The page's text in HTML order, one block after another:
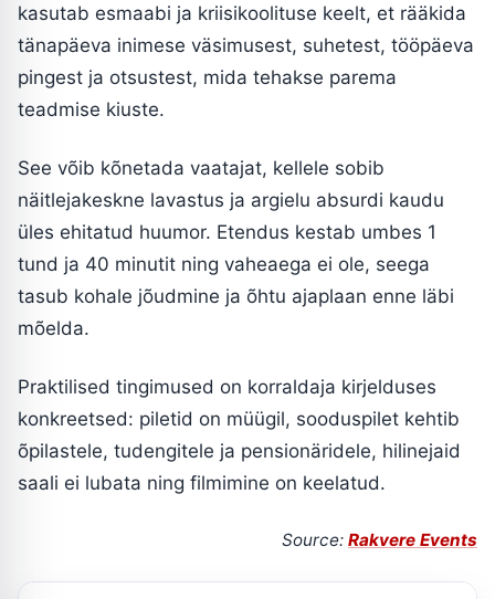
kasutab esmaabi ja kriisikoolituse keelt, et rääkida
tänapäeva inimese väsimusest, suhetest, tööpäeva
pingest ja otsustest, mida tehakse parema
teadmise kiuste.
See võib kõnetada vaatajat, kellele sobib
näitlejakeskne lavastus ja argielu absurdi kaudu
üles ehitatud huumor. Etendus kestab umbes 1
tund ja 40 minutit ning vaheaega ei ole, seega
tasub kohale jõudmine ja õhtu ajaplaan enne läbi
mõelda.
Praktilised tingimused on korraldaja kirjelduses
konkreetsed: piletid on müügil, sooduspilet kehtib
õpilastele, tudengitele ja pensionäridele, hilinejaid
saali ei lubata ning filmimine on keelatud.
Source: Rakvere Events